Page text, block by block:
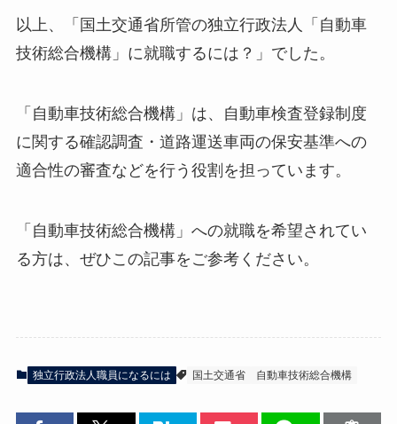
以上、「国土交通省所管の独立行政法人「自動車
技術総合機構」に就職するには？」でした。
「自動車技術総合機構」は、自動車検査登録制度
に関する確認調査・道路運送車両の保安基準への
適合性の審査などを行う役割を担っています。
「自動車技術総合機構」への就職を希望されてい
る方は、ぜひこの記事をご参考ください。
独立行政法人職員になるには 国土交通省 自動車技術総合機構